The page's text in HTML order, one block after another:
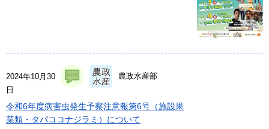
2024年10月30
日
農政水産部
令和6年度病害虫発生予察注意報第6号（施設果
菜類・タバココナジラミ）について